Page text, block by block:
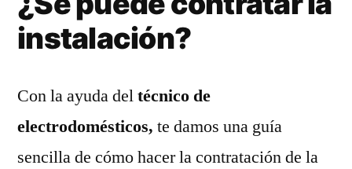
instalación?
Con la ayuda deltécnico de
electrodomésticos, te damos una guía
sencilla de cómo hacer la contratación de la